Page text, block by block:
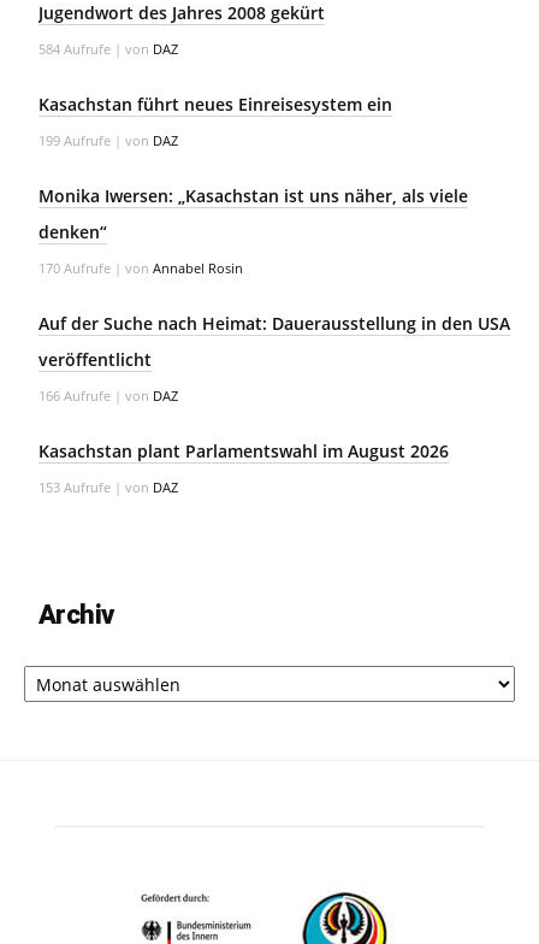
Jugendwort des Jahres 2008 gekürt
584 Aufrufe | von DAZ
Kasachstan führt neues Einreisesystem ein
199 Aufrufe | von DAZ
Monika Iwersen: „Kasachstan ist uns näher, als viele
denken“
170 Aufrufe | von Annabel Rosin
Auf der Suche nach Heimat: Dauerausstellung in den USA
veröffentlicht
166 Aufrufe | von DAZ
Kasachstan plant Parlamentswahl im August 2026
153 Aufrufe | von DAZ
Archiv
Archiv